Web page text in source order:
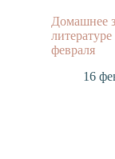
Домашнее
февраля
16